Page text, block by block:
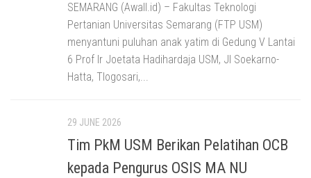
SEMARANG (Awall.id) – Fakultas Teknologi
Pertanian Universitas Semarang (FTP USM)
menyantuni puluhan anak yatim di Gedung V Lantai
6 Prof Ir Joetata Hadihardaja USM, Jl Soekarno-
Hatta, Tlogosari,...
29 JUNE 2026
Tim PkM USM Berikan Pelatihan OCB
kepada Pengurus OSIS MA NU